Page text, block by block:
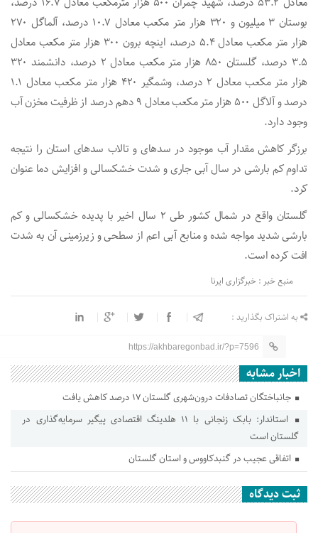
بوستان ۳ میلیون و ۳۲۰ هزار متر مکعب معادل ۱۰.۷ درصد، آلماگل ۲۷۰
هزار متر مکعب معادل ۵.۴ درصد، اینچه برون ۳۰۰ هزار متر مکعب معادل
۳.۵ درصد، گلستان ۸۵۰ هزار متر مکعب معادل ۲ درصد، دانشمند ۳۲۰
هزار متر مکعب معادل ۲ درصد، وشمگیر ۴۲۰ هزار متر مکعب معادل ۱.۱
درصد و آلاگل ۵۰۰ هزار متر مکعب معادل ۹ دهم درصد از ظرفیت مخزن آب
وجود دارد.
برزگر کاهش مقدار آب موجود در سدهای و تالاب سدهای استان را نتیجه
تداوم کم بارشی در سال آبی جاری و شدت خشکسالی و افزایش دما عنوان
کرد.
گلستان واقع در شمال کشور طی ۲ سال اخیر با پدیده خشکسالی و کم
بارشی شدید مواجه شده و منابع آبی اعم از سطحی و زیرزمینی آن به شدت
افت کرده است.
منبع خبر : خبرگزاری ایرنا
به اشتراک بگذارید :
https://akhbaregonbad.ir/?p=7596
اخبار مشابه
جانباختگان تصادفات درون‌شهری گلستان ۱۷ درصد کاهش یافت
استاندار: بابک زنجانی با ۱۱ هلدینگ اقتصادی پیگیر سرمایه‌گذاری در
گلستان است
اتفاقی عجیب در‌ گنبدکاووس و استان گلستان
ثبت دیدگاه